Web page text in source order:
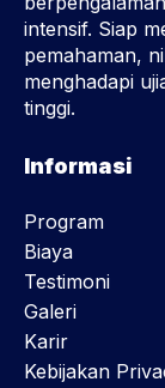
intensif. Siap
pemahaman,
menghadapi
tinggi.
Informasi
Program
Biaya
Testimoni
Galeri
Karir
Kebijakan